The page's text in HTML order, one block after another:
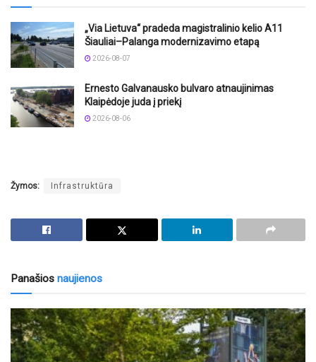
„Via Lietuva“ pradeda magistralinio kelio A11
Šiauliai–Palanga modernizavimo etapą
2026-08-07
Ernesto Galvanausko bulvaro atnaujinimas
Klaipėdoje juda į priekį
2026-08-06
Žymos: Infrastruktūra
Panašios naujienos